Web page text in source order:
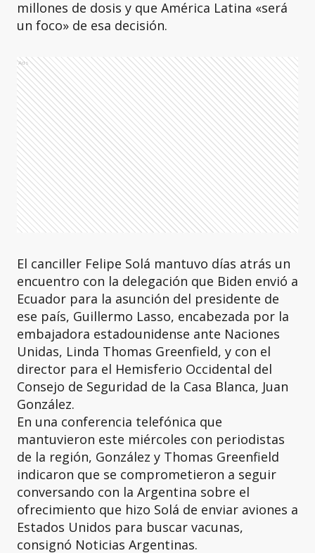
millones de dosis y que América Latina «será
un foco» de esa decisión.
Ads
El canciller Felipe Solá mantuvo días atrás un
encuentro con la delegación que Biden envió a
Ecuador para la asunción del presidente de
ese país, Guillermo Lasso, encabezada por la
embajadora estadounidense ante Naciones
Unidas, Linda Thomas Greenfield, y con el
director para el Hemisferio Occidental del
Consejo de Seguridad de la Casa Blanca, Juan
González.
En una conferencia telefónica que
mantuvieron este miércoles con periodistas
de la región, González y Thomas Greenfield
indicaron que se comprometieron a seguir
conversando con la Argentina sobre el
ofrecimiento que hizo Solá de enviar aviones a
Estados Unidos para buscar vacunas,
consignó Noticias Argentinas.